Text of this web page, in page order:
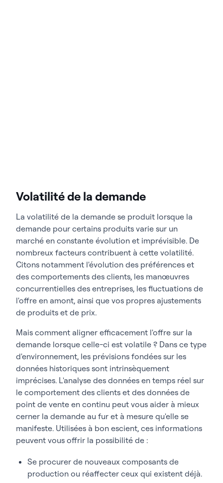
Volatilité de la demande
La volatilité de la demande se produit lorsque la
demande pour certains produits varie sur un
marché en constante évolution et imprévisible. De
nombreux facteurs contribuent à cette volatilité.
Citons notamment l'évolution des préférences et
des comportements des clients, les manœuvres
concurrentielles des entreprises, les fluctuations de
l'offre en amont, ainsi que vos propres ajustements
de produits et de prix.
Mais comment aligner efficacement l'offre sur la
demande lorsque celle-ci est volatile ? Dans ce type
d'environnement, les prévisions fondées sur les
données historiques sont intrinsèquement
imprécises. L'analyse des données en temps réel sur
le comportement des clients et des données de
point de vente en continu peut vous aider à mieux
cerner la demande au fur et à mesure qu'elle se
manifeste. Utilisées à bon escient, ces informations
peuvent vous offrir la possibilité de :
Se procurer de nouveaux composants de
production ou réaffecter ceux qui existent déjà.